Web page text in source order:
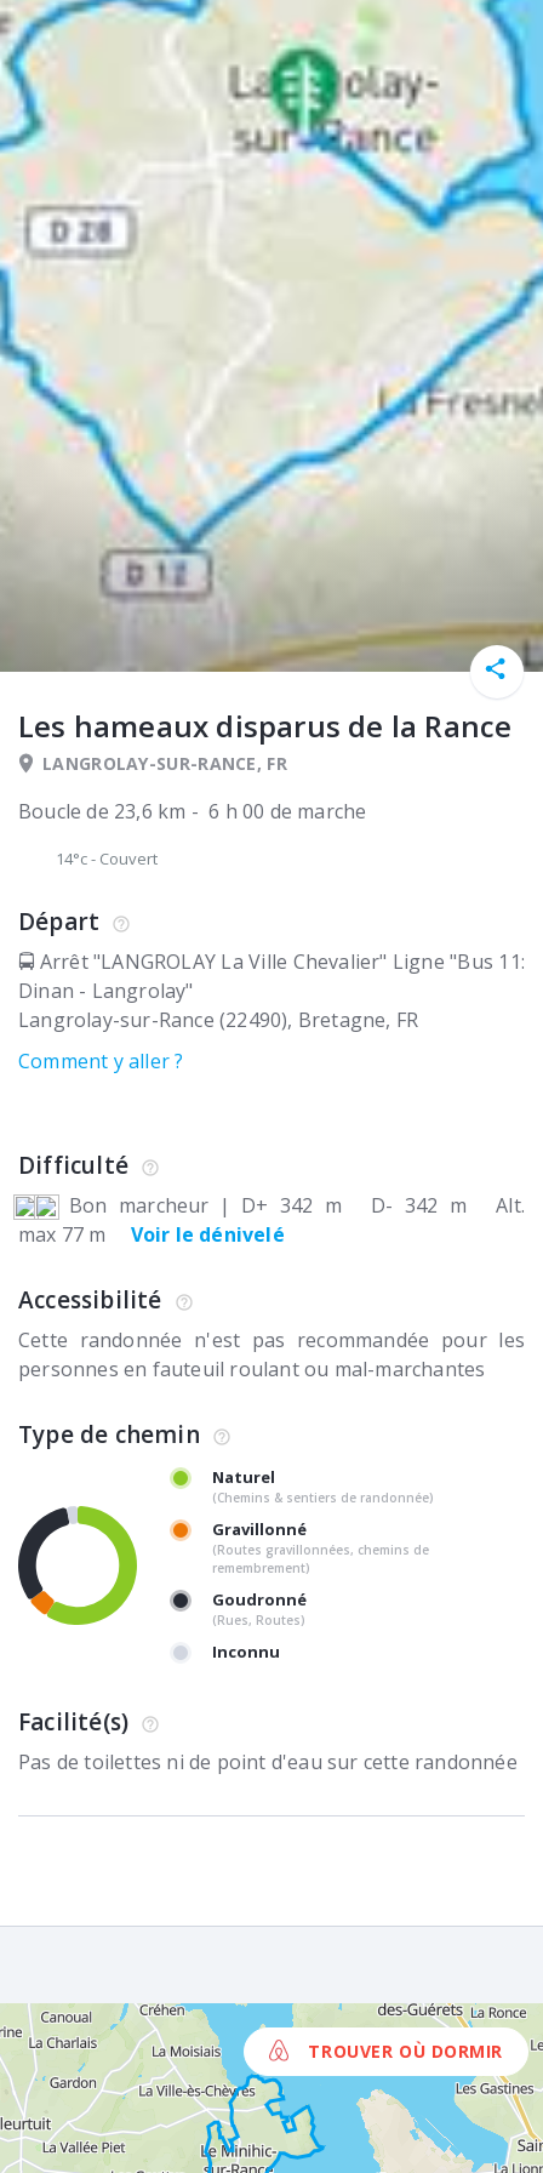
Les hameaux disparus de la Rance
LANGROLAY-SUR-RANCE, FR
Boucle de 23,6 km - 6 h 00 de marche
14°c- Couvert
Départ
🚍 Arrêt "LANGROLAY La Ville Chevalier" Ligne "Bus 11:
Dinan - Langrolay"
Langrolay-sur-Rance (22490) Bretagne FR
Comment y aller ?
Difficulté
Bon marcheur | D+ 342 m D- 342 m
Alt.
max 77 m
Voir le dénivelé
Accessibilité
Cette randonnée n'est pas recommandée pour les
personnes en fauteuil roulant ou mal-marchantes
Type de chemin
Naturel
(Chemins & sentiers de randonnée)
Gravillonné
(Routes gravillonnées, chemins de
remembrement)
Goudronné
(Rues, Routes)
Inconnu
Facilité(s)
Pas de toilettes ni de point d'eau sur cette randonnée
TROUVER OÙ DORMIR